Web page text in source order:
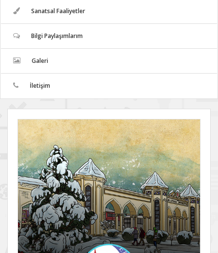
Sanatsal Faaliyetler
Bilgi Paylaşımlarım
Galeri
İletişim